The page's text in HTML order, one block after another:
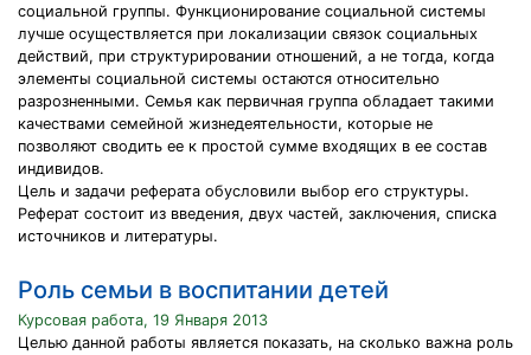
социальной группы. Функционирование социальной системы
лучше осуществляется при локализации связок социальных
действий, при структурировании отношений, а не тогда, когда
элементы социальной системы остаются относительно
разрозненными. Семья как первичная группа обладает такими
качествами семейной жизнедеятельности, которые не
позволяют сводить ее к простой сумме входящих в ее состав
индивидов.
Цель и задачи реферата обусловили выбор его структуры.
Реферат состоит из введения, двух частей, заключения, списка
источников и литературы.
Роль семьи в воспитании детей
Курсовая работа, 19 Января 2013
Целью данной работы является показать, на сколько важна роль